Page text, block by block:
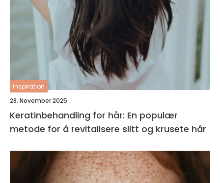
inspiration
28. November 2025
Keratinbehandling for hår: En populær
metode for å revitalisere slitt og krusete hår